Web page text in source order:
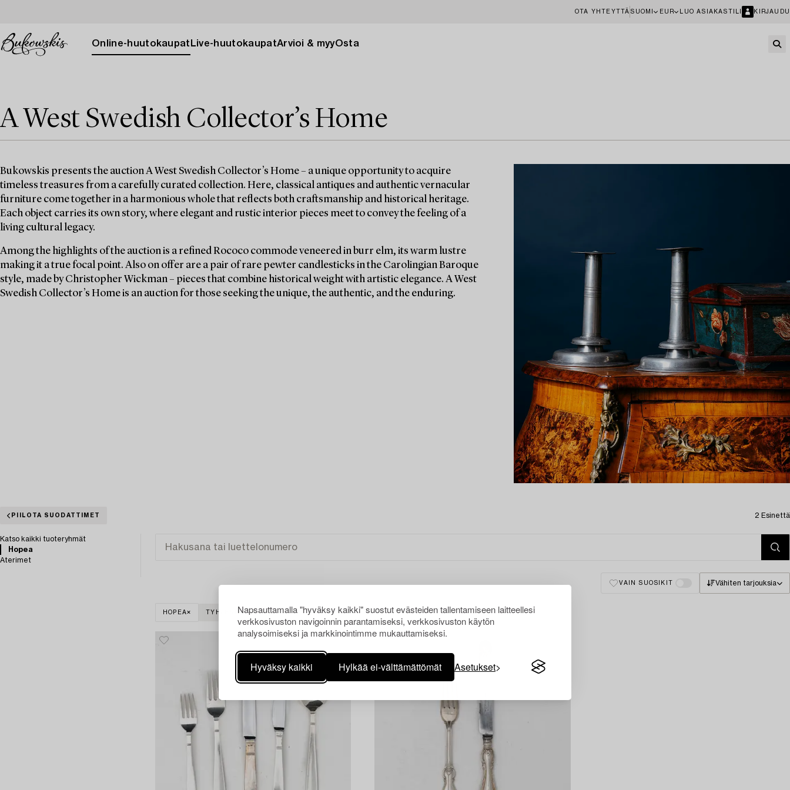
Napsauttamalla "hyväksy kaikki" suostut evästeiden tallentamiseen laitteellesi
verkkosivuston navigoinnin parantamiseksi, verkkosivuston käytön
analysoimiseksi ja markkinointimme mukauttamiseksi.
Hyväksy kaikki Hylkää ei-välttämättömät Asetukset
OTA YHTEYTTÄ SUOMI EUR LUO ASIAKASTILI KIRJAUDU
Online-huutokaupat Live-huutokaupatArvioi & myyOsta
A West Swedish Collector’s Home
Bukowskis presents the auction A West Swedish Collector’s Home – a unique opportunity to acquire
timeless treasures from a carefully curated collection. Here, classical antiques and authentic vernacular
furniture come together in a harmonious whole that reflects both craftsmanship and historical heritage.
Each object carries its own story, where elegant and rustic interior pieces meet to convey the feeling of a
living cultural legacy.
Among the highlights of the auction is a refined Rococo commode veneered in burr elm, its warm lustre
making it a true focal point. Also on offer are a pair of rare pewter candlesticks in the Carolingian Baroque
style, made by Christopher Wickman – pieces that combine historical weight with artistic elegance. A West
Swedish Collector’s Home is an auction for those seeking the unique, the authentic, and the enduring.
PIILOTA SUODATTIMET 2 Esinettä
Katso kaikki tuoteryhmät
Hopea
Aterimet
VAIN SUOSIKIT Vähiten tarjouksia
HOPEA TYHJENNÄ KAIKKI